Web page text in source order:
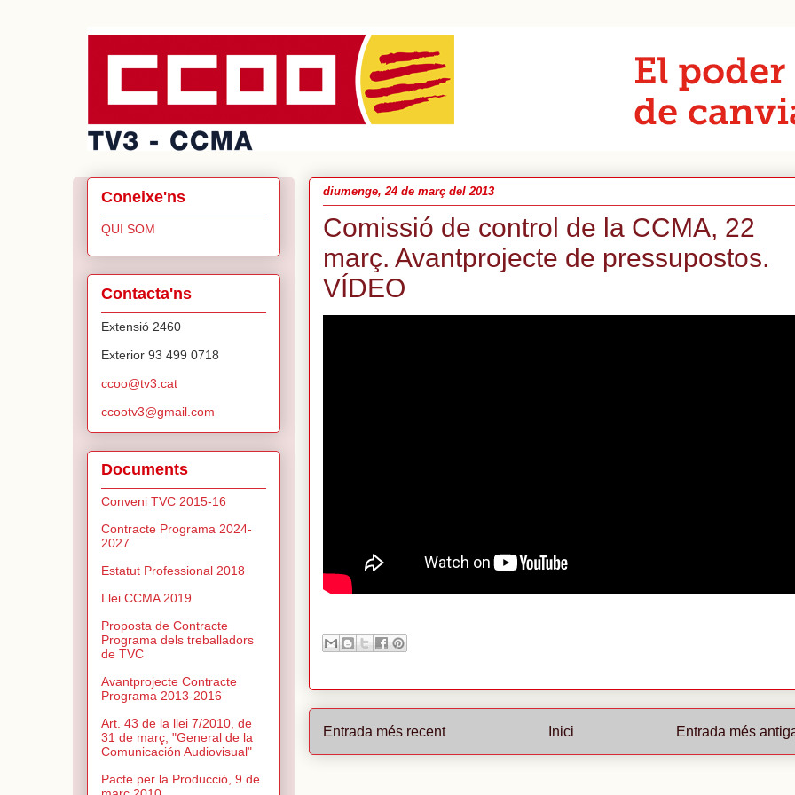
diumenge, 24 de març del 2013
Comissió de control de la CCMA, 22
març. Avantprojecte de pressupostos.
VÍDEO
Entrada més recent Entrada més
Inici
Coneixe'ns
QUI SOM
Contacta'ns
Extensió 2460
Exterior 93 499 0718
ccoo@tv3.cat
ccootv3@gmail.com
Documents
Conveni TVC 2015-16
Contracte Programa 2024-
2027
Estatut Professional 2018
Llei CCMA 2019
Proposta de Contracte
Programa dels treballadors
de TVC
Avantprojecte Contracte
Programa 2013-2016
Art. 43 de la llei 7/2010, de
31 de març, "General de la
Comunicación Audiovisual"
Pacte per la Producció, 9 de